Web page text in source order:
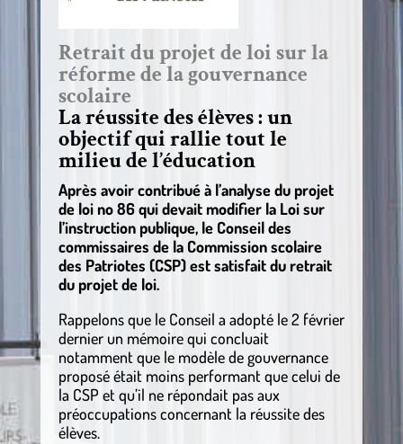
Retrait du projet de loi sur la
réforme de la gouvernance
scolaire
La réussite des élèves : un
objectif qui rallie tout le
milieu de l’éducation
Après avoir contribué à l’analyse du projet
de loi no 86 qui devait modifier la Loi sur
l’instruction publique, le Conseil des
commissaires de la Commission scolaire
des Patriotes (CSP) est satisfait du retrait
du projet de loi.
Rappelons que le Conseil a adopté le 2 février
dernier un mémoire qui concluait
notamment que le modèle de gouvernance
proposé était moins performant que celui de
la CSP et qu’il ne répondait pas aux
préoccupations concernant la réussite des
élèves.